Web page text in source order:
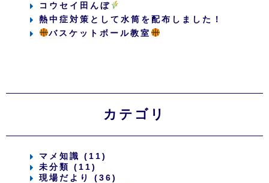
コウセイ田んぼ
熱中症対策として水筒を配布しました！
バスケットボール教室
カテゴリ
マメ知識 (11)
未分類 (11)
現場だより (36)